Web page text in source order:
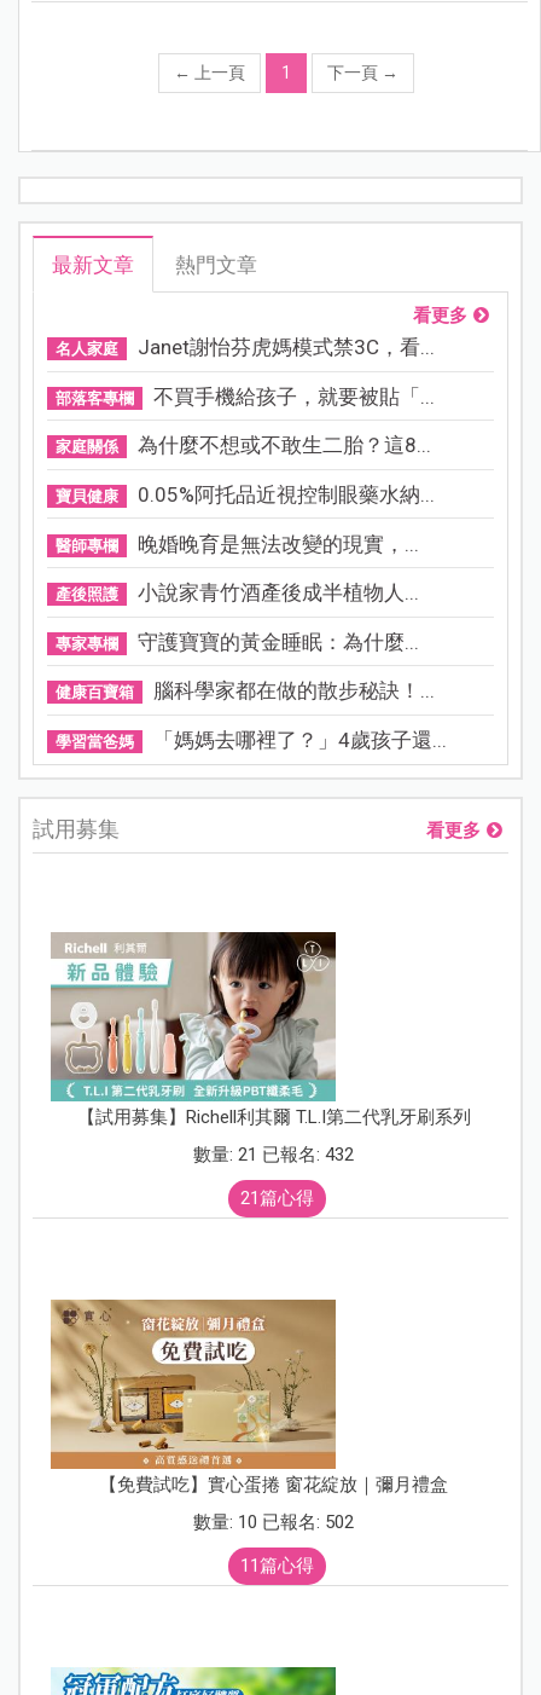
← 上一頁 1 下一頁 →
最新文章 熱門文章
看更多
名人家庭 Janet謝怡芬虎媽模式禁3C，看...
部落客專欄 不買手機給孩子，就要被貼「...
家庭關係 為什麼不想或不敢生二胎？這8...
寶貝健康 0.05%阿托品近視控制眼藥水納...
醫師專欄 晚婚晚育是無法改變的現實，...
產後照護 小說家青竹酒產後成半植物人...
專家專欄 守護寶寶的黃金睡眠：為什麼...
健康百寶箱 腦科學家都在做的散步秘訣！...
學習當爸媽 「媽媽去哪裡了？」4歲孩子還...
試用募集 看更多
【試用募集】Richell利其爾 T.L.I第二代乳牙刷系列
數量: 21 已報名: 432
21篇心得
【免費試吃】實心蛋捲 窗花綻放｜彌月禮盒
數量: 10 已報名: 502
11篇心得